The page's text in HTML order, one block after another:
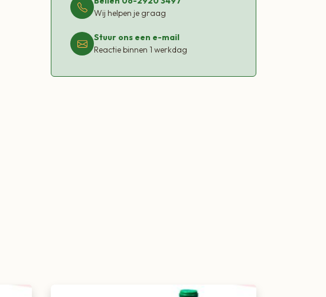
Elderflower Mojito
30 ml Bigallet Vlierbloesem siroop
een super populaire keuze onder bartenders en mixologists.
Wij helpen je graag
Stuur ons een e-mail
Reactie binnen 1 werkdag